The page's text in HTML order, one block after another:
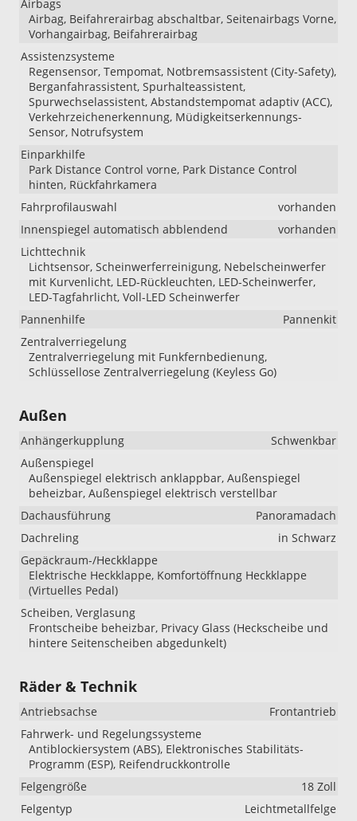
Airbags
Airbag, Beifahrerairbag abschaltbar, Seitenairbags Vorne,
Vorhangairbag, Beifahrerairbag
Assistenzsysteme
Regensensor, Tempomat, Notbremsassistent (City-Safety),
Berganfahrassistent, Spurhalteassistent,
Spurwechselassistent, Abstandstempomat adaptiv (ACC),
Verkehrzeichenerkennung, Müdigkeitserkennungs-
Sensor, Notrufsystem
Einparkhilfe
Park Distance Control vorne, Park Distance Control
hinten, Rückfahrkamera
Fahrprofilauswahl
vorhanden
Innenspiegel automatisch abblendend
vorhanden
Lichttechnik
Lichtsensor, Scheinwerferreinigung, Nebelscheinwerfer
mit Kurvenlicht, LED-Rückleuchten, LED-Scheinwerfer,
LED-Tagfahrlicht, Voll-LED Scheinwerfer
Pannenhilfe
Pannenkit
Zentralverriegelung
Zentralverriegelung mit Funkfernbedienung,
Schlüssellose Zentralverriegelung (Keyless Go)
Außen
Anhängerkupplung
Schwenkbar
Außenspiegel
Außenspiegel elektrisch anklappbar, Außenspiegel
beheizbar, Außenspiegel elektrisch verstellbar
Dachausführung
Panoramadach
Dachreling
in Schwarz
Gepäckraum-/Heckklappe
Elektrische Heckklappe, Komfortöffnung Heckklappe
(Virtuelles Pedal)
Scheiben, Verglasung
Frontscheibe beheizbar, Privacy Glass (Heckscheibe und
hintere Seitenscheiben abgedunkelt)
Räder & Technik
Antriebsachse
Frontantrieb
Fahrwerk- und Regelungssysteme
Antiblockiersystem (ABS), Elektronisches Stabilitäts-
Programm (ESP), Reifendruckkontrolle
Felgengröße
18 Zoll
Felgentyp
Leichtmetallfelge